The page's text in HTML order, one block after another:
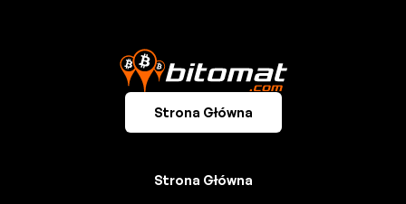
Strona Główna
Strona Główna